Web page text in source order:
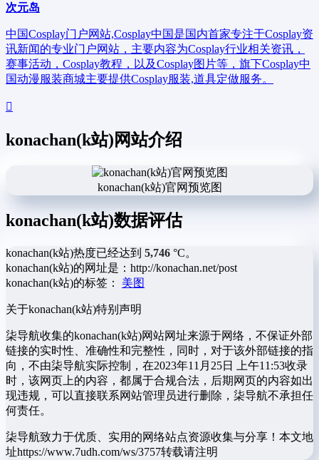
次元岛
中国Cosplay门户网站,Cosplay中国是国内首家专注于Cosplay资
讯新闻的专业门户网站，主要内容为Cosplay行业相关资讯，
赛事活动，Cosplay教程，以及Cosplay图片等，旗下Cosplay中
国动漫服装商城主要提供Cosplay服装,道具定做服务。
konachan(k站)网站介绍
konachan(k站)官网预览图
konachan(k站)数据评估
konachan(k站)热度已经达到 5,746 °C。
konachan(k站)的网址是：http://konachan.net/post
konachan(k站)的标签： 美图
关于konachan(k站)特别声明
柒导航收集的konachan(k站)网站网址来源于网络，不保证外部
链接的实时性、准确性和完整性，同时，对于该外部链接的指
向，不由柒导航实际控制，在2023年11月25日 上午11:53收录
时，该网页上的内容，都属于合规合法，后期网页的内容如出
现违规，可以直接联系网站管理员进行删除，柒导航不承担任
何责任。
柒导航致力于优质、实用的网络站点资源收集与分享！ 本文地
址https://www.7udh.com/ws/3757转载请注明